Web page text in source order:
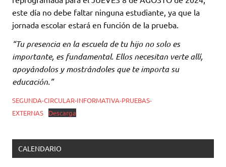
este día no debe faltar ninguna estudiante, ya que la
jornada escolar estará en función de la prueba.
“Tu presencia en la escuela de tu hijo no solo es
importante, es fundamental. Ellos necesitan verte allí,
apoyándolos y mostrándoles que te importa su
educación.”
SEGUNDA-CIRCULAR-INFORMATIVA-PRUEBAS-
EXTERNAS
Descarga
CALENDARIO